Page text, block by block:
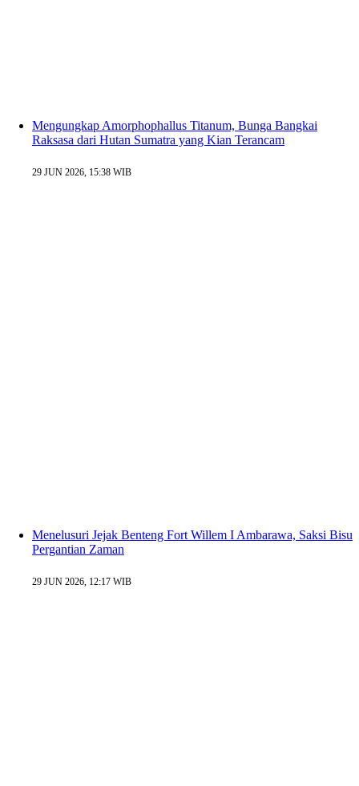
Mengungkap Amorphophallus Titanum, Bunga Bangkai
Raksasa dari Hutan Sumatra yang Kian Terancam
29 JUN 2026, 15:38 WIB
Menelusuri Jejak Benteng Fort Willem I Ambarawa, Saksi Bisu
Pergantian Zaman
29 JUN 2026, 12:17 WIB